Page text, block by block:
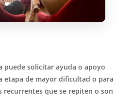
puede solicitar ayuda o apoyo
etapa de mayor dificultad o para
que se repiten o son